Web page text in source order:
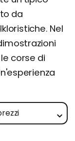
da
Nel
corse di